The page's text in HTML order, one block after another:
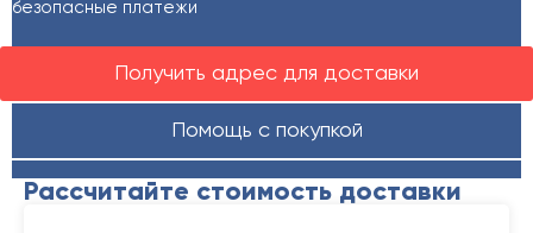
безопасные платежи
Получить адрес для доставки
Помощь с покупкой
Рассчитайте стоимость доставки